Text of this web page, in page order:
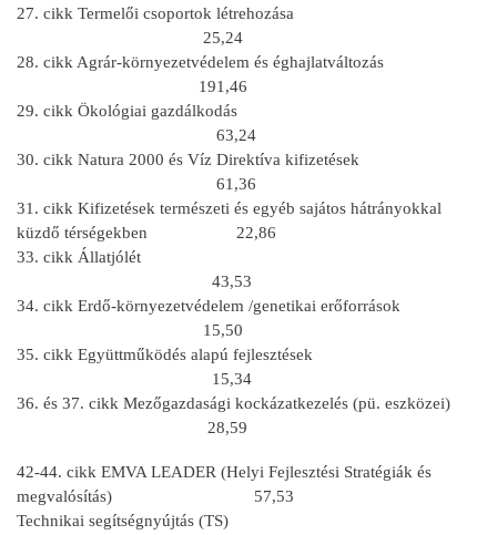
27. cikk Termelői csoportok létrehozása
25,24
28. cikk Agrár-környezetvédelem és éghajlatváltozás
191,46
29. cikk Ökológiai gazdálkodás
63,24
30. cikk Natura 2000 és Víz Direktíva kifizetések
61,36
31. cikk Kifizetések természeti és egyéb sajátos hátrányokkal
küzdő térségekben 22,86
33. cikk Állatjólét
43,53
34. cikk Erdő-környezetvédelem /genetikai erőforrások
15,50
35. cikk Együttműködés alapú fejlesztések
15,34
36. és 37. cikk Mezőgazdasági kockázatkezelés (pü. eszközei)
28,59
42-44. cikk EMVA LEADER (Helyi Fejlesztési Stratégiák és
megvalósítás) 57,53
Technikai segítségnyújtás (TS)